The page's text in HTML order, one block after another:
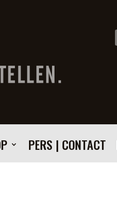
PERS | CONTACT